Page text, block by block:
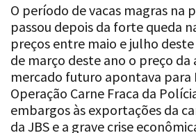
O período de vacas magras na
passou depois da forte queda
preços entre maio e julho
de março deste ano o preço da
mercado futuro apontava para
Operação Carne Fraca da
embargos às exportações da
da JBS e a grave crise